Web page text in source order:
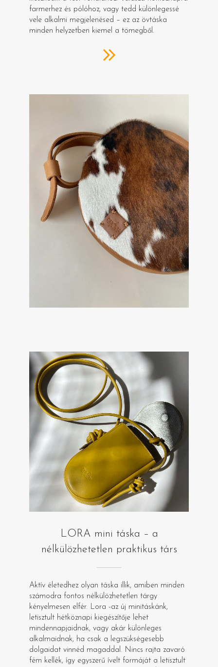
farmerhez és pólóhoz, vagy tedd különlegessé
vele alkalmi megjelenésed – ez az övtáska
minden helyzetben kiemel a tömegből.
LORA mini táska – a
nélkülözhetetlen praktikus társ
Aktív életedhez olyan táska illik, amiben minden
számodra fontos nélkülözhetetlen tárgy
kényelmesen elfér. Lora -az új minitáskánk,
letisztult hétköznapi kiegészítője lehet
mindennapjaidnak, vagy akár különleges
alkalmaidnak, ha csak a legszükségesebb
dolgaidat vinnéd magaddal. Nincs rajta zavaró
fém kellék, így egyszerű ívelt formáját a letisztult